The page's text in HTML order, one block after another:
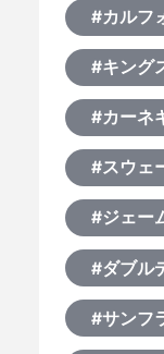
#カルフ
#キング
#カーネ
#スウェ
#ジェー
#ダブル
#サンフ